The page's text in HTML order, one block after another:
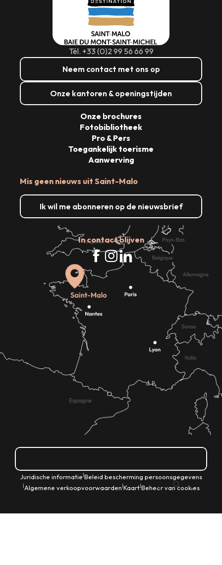
NL
Tél. +33 (0)2 99 56 66 99
Neem contact met ons op
Onze kantoren & openingstijden
Mis geen nieuws uit Saint-Malo
Ik wil me abonneren op de nieuwsbrief
In contact blijven
Onze brochures
Fotobibliotheek
Pro & Pers
Toegankelijk toerisme
Aanwerving
Juridische informatie|Beleid bescherming persoonsgegevens
|Algemene verkoopvoorwaarden|Kaart|Beheer van cookies